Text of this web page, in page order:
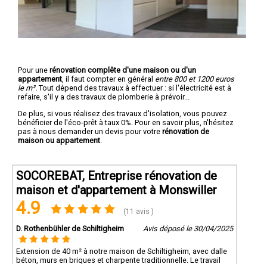
Pour une rénovation complête d'une maison ou d'un
appartement , il faut compter en général entre 800 et 1200 euros
le m². Tout dépend des travaux à effectuer : si l'électricité est à
refaire, s'il y a des travaux de plomberie à prévoir...
De plus, si vous réalisez des travaux d'isolation, vous pouvez
bénéficier de l'éco-prêt à taux 0%. Pour en savoir plus, n'hésitez
pas à nous demander un devis pour votre rénovation de
maison ou appartement
SOCOREBAT, Entreprise rénovation de
maison et d'appartement à Monswiller
4.9 (11 avis )
D. Rothenbühler de Schiltigheim Avis déposé le 30/04/2025
Extension de 40 m² à notre maison de Schiltigheim, avec dalle
béton, murs en briques et charpente traditionnelle. Le travail